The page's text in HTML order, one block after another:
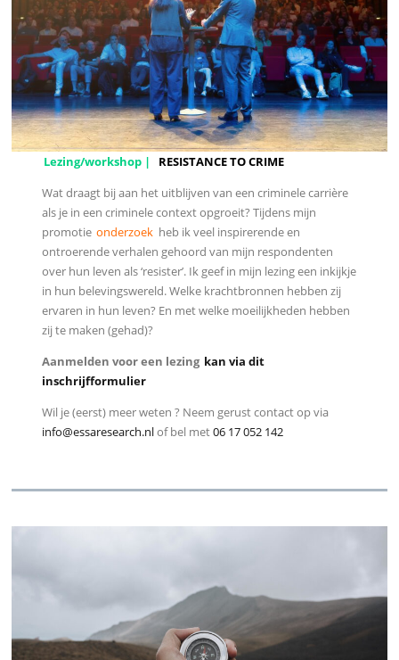
Lezing/workshop |
RESISTANCE TO CRIME
Wat draagt bij aan het uitblijven van een criminele carrière
als je in een criminele context opgroeit? Tijdens mijn
promotie onderzoek heb ik veel inspirerende en
ontroerende verhalen gehoord van mijn respondenten
over hun leven als ‘resister’. Ik geef in mijn lezing een inkijkje
in hun belevingswereld. Welke krachtbronnen hebben zij
ervaren in hun leven? En met welke moeilijkheden hebben
zij te maken (gehad)?
Aanmelden voor een lezing kan via dit
inschrijfformulier
Wil je (eerst) meer weten ? Neem gerust contact op via
info@essaresearch.nlof bel met06 17 052 142